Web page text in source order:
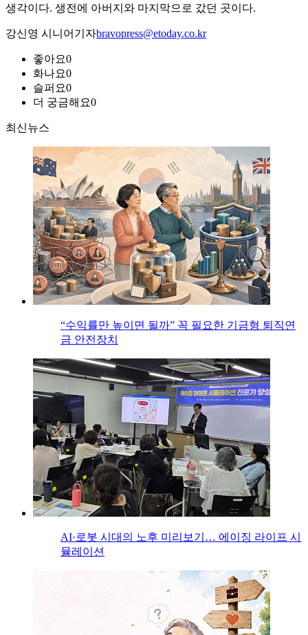
생각이다. 생전에 아버지와 마지막으로 갔던 곳이다.
강신영 시니어기자bravopress@etoday.co.kr
좋아요0
화나요0
슬퍼요0
더 궁금해요0
최신뉴스
“수익률만 높이면 될까” 꼭 필요한 기금형 퇴직연
금 안전장치
AI·로봇 시대의 노후 미리보기… 에이징 라이프 시
뮬레이션